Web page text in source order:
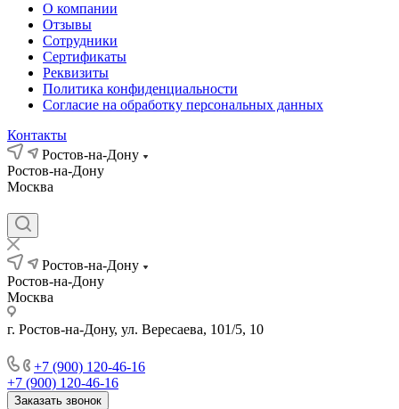
О компании
Отзывы
Сотрудники
Сертификаты
Реквизиты
Политика конфиденциальности
Согласие на обработку персональных данных
Контакты
Ростов-на-Дону
Ростов-на-Дону
Москва
Ростов-на-Дону
Ростов-на-Дону
Москва
г. Ростов-на-Дону, ул. Вересаева, 101/5, 10
+7 (900) 120-46-16
+7 (900) 120-46-16
Заказать звонок